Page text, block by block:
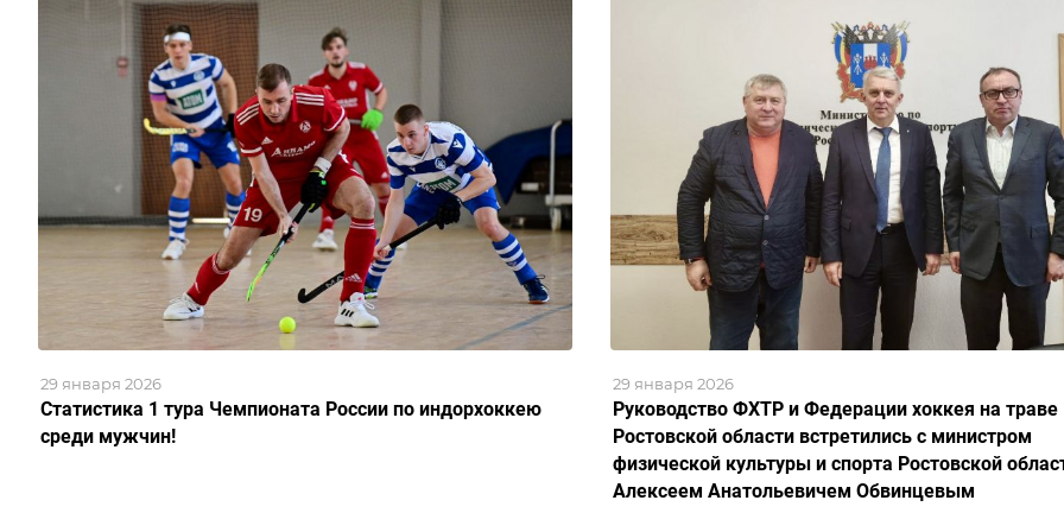
Статистика 1 тура Чемпионата России по индорхоккею
среди мужчин!
29 января 2026
Руководство ФХТР и Федерации хоккея на траве
Ростовской области встретились с министром
физической культуры и спорта Ростовской
Алексеем Анатольевичем Обвинцевым
29 января 2026